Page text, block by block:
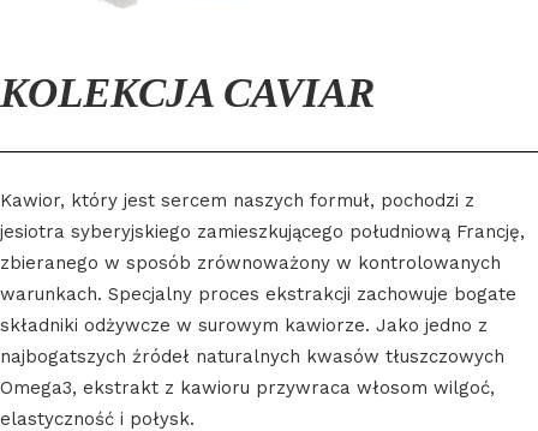
KOLEKCJA CAVIAR
Kawior, który jest sercem naszych formuł, pochodzi z
jesiotra syberyjskiego zamieszkującego południową Francję,
zbieranego w sposób zrównoważony w kontrolowanych
warunkach. Specjalny proces ekstrakcji zachowuje bogate
składniki odżywcze w surowym kawiorze. Jako jedno z
najbogatszych źródeł naturalnych kwasów tłuszczowych
Omega3, ekstrakt z kawioru przywraca włosom wilgoć,
elastyczność i połysk.